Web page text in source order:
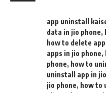
app uninstall
data in jio phone,
how to delete
apps in jio phone,
phone, how to
uninstall app in
jio phone, how to